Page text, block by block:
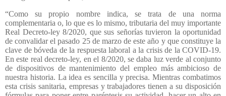
“Como su propio nombre indica, se trata de una norma
complementaria o, lo que es lo mismo, tributaria del muy importante
Real Decreto-ley 8/2020, que sus señorías tuvieron la oportunidad
de convalidar el pasado 25 de marzo de este año y que constituye la
clave de bóveda de la respuesta laboral a la crisis de la COVID-19.
En este real decreto-ley, en el 8/2020, se daba luz verde al conjunto
de dispositivos de mantenimiento del empleo más ambicioso de
nuestra historia. La idea es sencilla y precisa. Mientras combatimos
esta crisis sanitaria, empresas y trabajadores tienen a su disposición